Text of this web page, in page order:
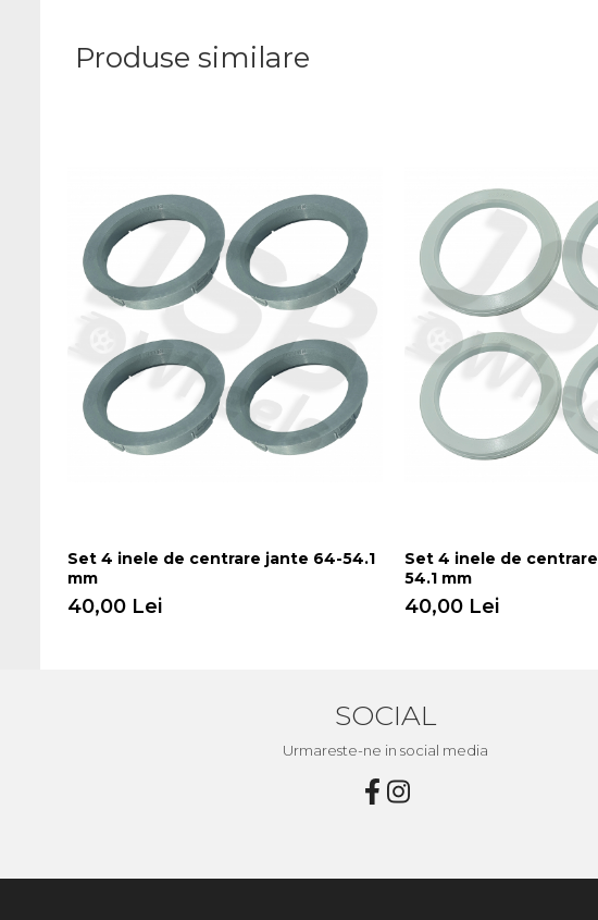
Produse similare
Set 4 inele de centrare jante 64-54.1
mm
40,00 Lei
Set 4 inele de
54.1 mm
40,00 Lei
SOCIAL
Urmareste-ne in social media